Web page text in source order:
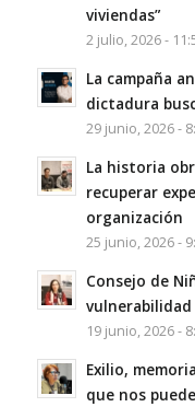
viviendas”
2 julio, 2026 -
La campaña
dictadura
29 junio, 2026 -
La historia
recuperar
organización
25 junio, 2026 -
Consejo de
vulnerabilidad
19 junio, 2026 -
Exilio,
que nos